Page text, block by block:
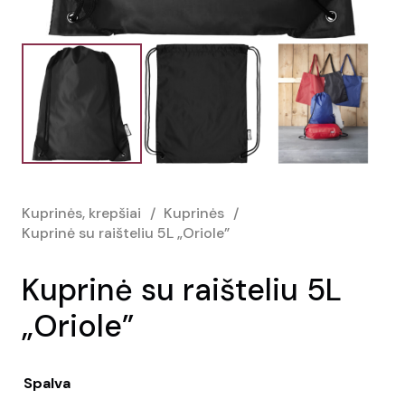
Kuprinės, krepšiai / Kuprinės /
Kuprinė su raišteliu 5L „Oriole”
Kuprinė su raišteliu 5L
„Oriole”
Spalva